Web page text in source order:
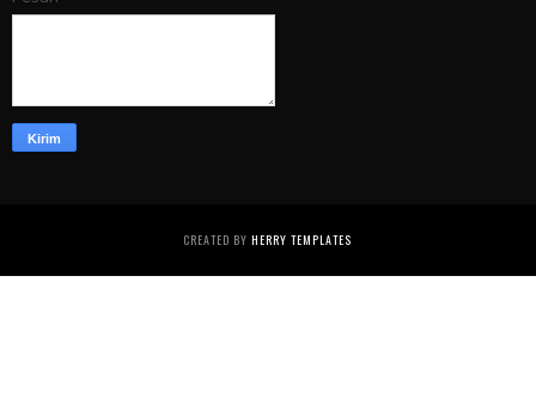
CREATED BYHERRY TEMPLATES